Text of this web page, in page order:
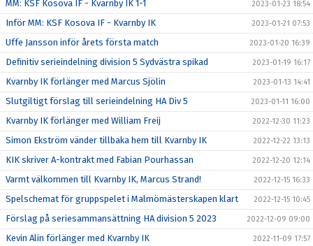
MM: KSF Kosova IF - Kvarnby IK 1-1 2023-01-23 18:54
Inför MM: KSF Kosova IF - Kvarnby IK 2023-01-21 07:53
Uffe Jansson inför årets första match 2023-01-20 16:39
Definitiv serieindelning division 5 Sydvästra spikad 2023-01-19 16:17
Kvarnby IK förlänger med Marcus Sjölin 2023-01-13 14:41
Slutgiltigt förslag till serieindelning HA Div 5 2023-01-11 16:00
Kvarnby IK förlänger med William Freij 2022-12-30 11:23
Simon Ekström vänder tillbaka hem till Kvarnby IK 2022-12-22 13:13
KIK skriver A-kontrakt med Fabian Pourhassan 2022-12-20 12:14
Varmt välkommen till Kvarnby IK, Marcus Strand! 2022-12-15 16:33
Spelschemat för gruppspelet i Malmömästerskapen klart 2022-12-15 10:45
Förslag på seriesammansättning HA division 5 2023 2022-12-09 09:00
Kevin Alin förlänger med Kvarnby IK 2022-11-09 17:57